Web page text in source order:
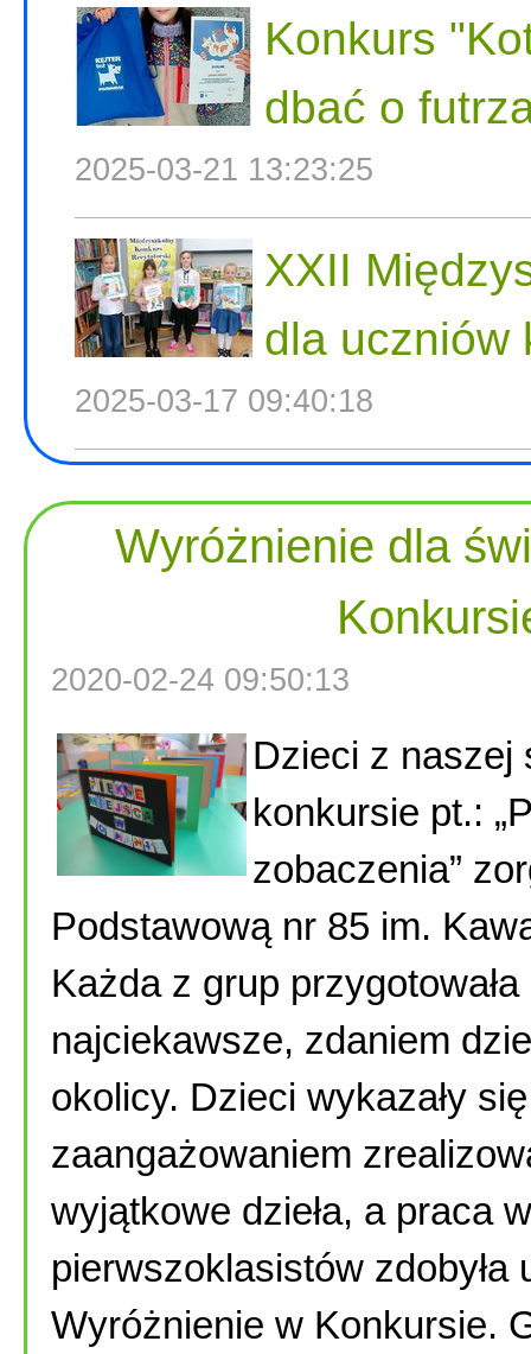
Konkurs
dbać o
2025-03-21 13:23:25
XXII
dla uczniów
2025-03-17 09:40:18
Wyróżnienie dla
2020-02-24 09:50:13
Dzieci z naszej
konkursie pt.:
zobaczenia”
Podstawową nr 85 im.
Każda z grup
najciekawsze, zdaniem
okolicy. Dzieci wykazały
zaangażowaniem
wyjątkowe dzieła, a praca
pierwszoklasistów
Wyróżnienie w Konkursie.